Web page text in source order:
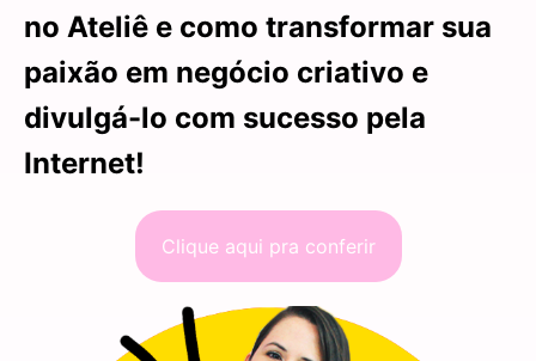
no Ateliê e como transformar sua
paixão em negócio criativo e
divulgá-lo com sucesso pela
Internet!
Clique aqui pra conferir